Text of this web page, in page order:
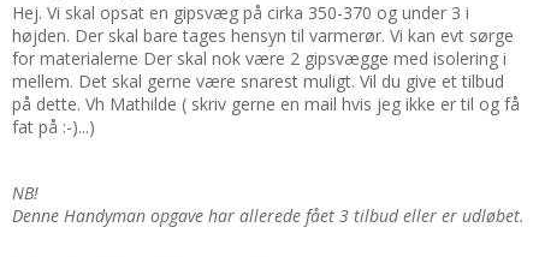
Andet
ELEKTRIKER
Regler Og Love
Udskiftning Og Montage
Hej. Vi skal opsat en gipsvæg på cirka 350-370 og under 3 i
højden. Der skal bare tages hensyn til varmerør. Vi kan evt sørge
for materialerne Der skal nok være 2 gipsvægge med isolering i
mellem. Det skal gerne være snarest muligt. Vil du give et tilbud
på dette. Vh Mathilde ( skriv gerne en mail hvis jeg ikke er til og få
fat på :-)...)
NB!
Denne Handyman opgave har allerede fået 3 tilbud eller er udløbet.